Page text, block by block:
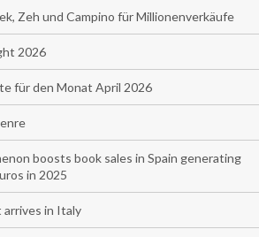
Zeh und Campino für Millionenverkäufe
2026
für den Monat April 2026
boosts book sales in Spain generating
in 2025
arrives in Italy